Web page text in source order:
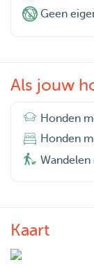
Geen
Als jouw
Honden
Honden
Kaart